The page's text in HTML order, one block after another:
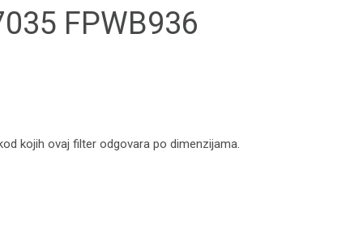
FPWB936
kojih ovaj filter odgovara po dimenzijama.